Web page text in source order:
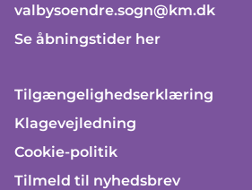
valbysoendre.sogn@km.dk
Se åbningstider her
Tilgængelighedserklæring
Klagevejledning
Cookie-politik
Tilmeld til nyhedsbrev